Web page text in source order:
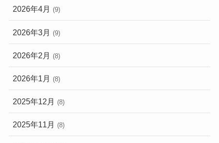
2026年4月 (9)
2026年3月 (9)
2026年2月 (8)
2026年1月 (8)
2025年12月 (8)
2025年11月 (8)